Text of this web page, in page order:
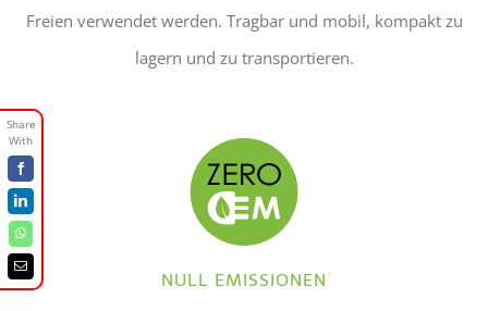
Freien verwendet werden. Tragbar und mobil, kompakt zu
lagern und zu transportieren.
NULL EMISSIONEN
Facebook
LinkedIn
WhatsApp
Email